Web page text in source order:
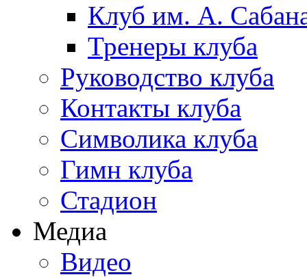
Клуб им. А.
Тренеры клуба
Руководство клуба
Контакты клуба
Символика клуба
Гимн клуба
Стадион
Медиа
Видео